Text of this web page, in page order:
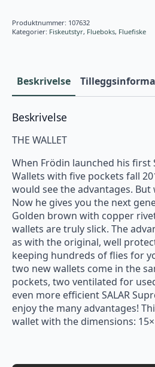
Produktnummer: 107632
Kategorier: Fiskeutstyr, Flueboks, Fluefiske
Beskrivelse
Beskrivelse
THE WALLET
When Frödin launched his first
Wallets with five pockets fall
would see the advantages. But
Now he gives you the next
Golden brown with copper
wallets are truly slick. The
as with the original, well
keeping hundreds of flies for
two new wallets come in the
pockets, two ventilated for
even more efficient SALAR
enjoy the many advantages!
wallet with the dimensions: